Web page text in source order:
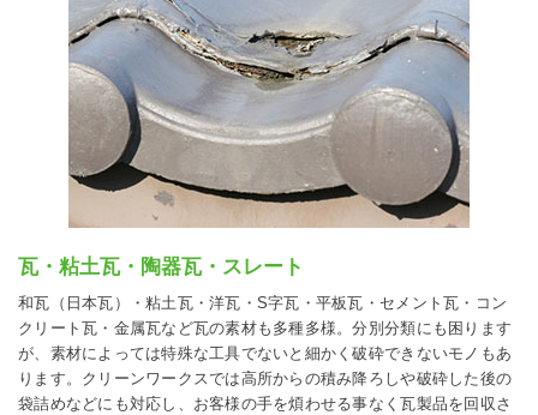
瓦・粘土瓦・陶器瓦・スレート
和瓦（日本瓦）・粘土瓦・洋瓦・S字瓦・平板瓦・セメント瓦・コン
クリート瓦・金属瓦など瓦の素材も多種多様。分別分類にも困ります
が、素材によっては特殊な工具でないと細かく破砕できないモノもあ
ります。クリーンワークスでは高所からの積み降ろしや破砕した後の
袋詰めなどにも対応し、お客様の手を煩わせる事なく瓦製品を回収さ